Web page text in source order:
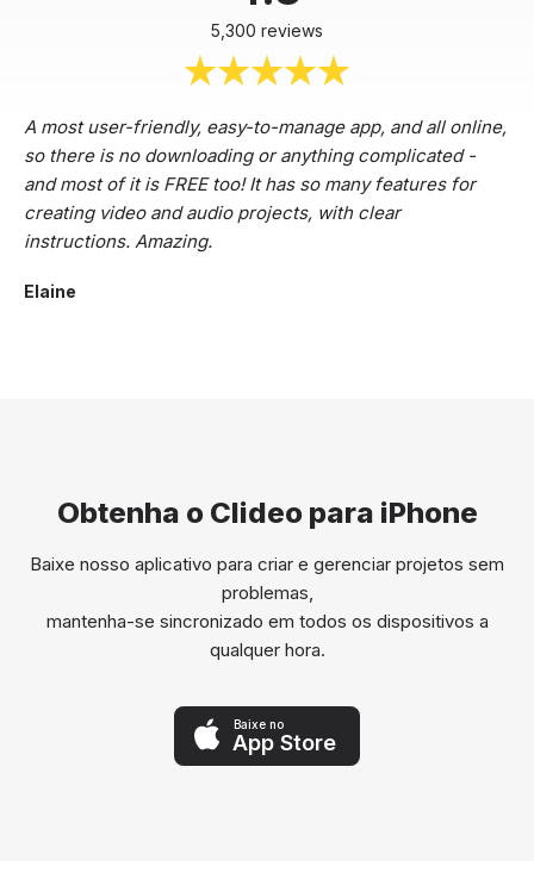
5,300 reviews
A most user-friendly, easy-to-manage app, and all online,
so there is no downloading or anything complicated -
and most of it is FREE too! It has so many features for
creating video and audio projects, with clear
instructions. Amazing.
Elaine
Obtenha o Clideo para iPhone
Baixe nosso aplicativo para criar e gerenciar projetos sem
problemas,
mantenha-se sincronizado em todos os dispositivos a
qualquer hora.
Baixe no
App Store